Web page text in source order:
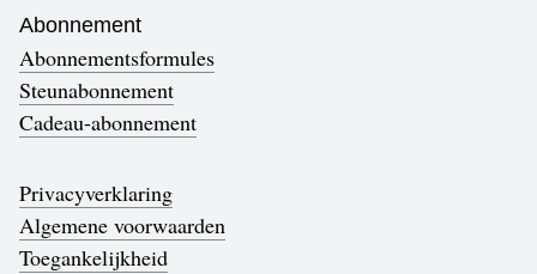
Abonnement
Abonnementsformules
Steunabonnement
Cadeau-abonnement
Privacyverklaring
Algemene voorwaarden
Toegankelijkheid